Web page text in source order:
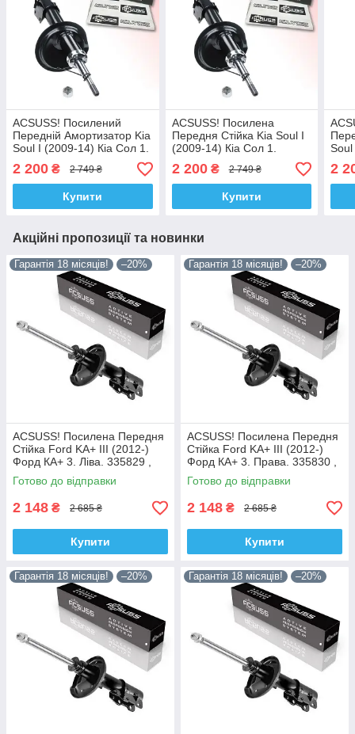
ACSUSS! Посилений
Передній Амортизатор Kia
Soul I (2009-14) Кіа Сол 1.
Лівий. 314695 , 314693
Корея!
2 200 ₴ 2 749 ₴
Купити
ACSUSS! Посилена
Передня Стійка Kia Soul I
(2009-14) Кіа Сол 1.
Права. 314696 , 314694
Корея!
2 200₴ 2 749 ₴
Купити
2
Акційні пропозиції та новинки
Гарантія 18 місяців! –20%
ACSUSS! Посилена Передня
Стійка Ford KA+ III (2012-)
Форд КА+ 3. Ліва. 335829 ,
3348057 Корея!
Готово до відправки
2 148 ₴ 2 685 ₴
Купити
Гарантія 18 місяців! –20%
ACSUSS! Посилена Передня
Стійка Ford KA+ III (2012-)
Форд КА+ 3. Права. 335830 ,
3348056 Корея!
Готово до відправки
2 148 ₴ 2 685 ₴
Купити
Гарантія 18 місяців! –20% Гарантія 18 місяців! –20%